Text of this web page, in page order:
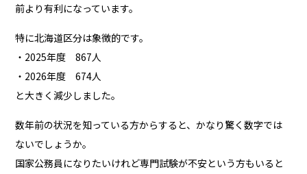
前より有利になっています。
特に北海道区分は象徴的です。
・2025年度 867人
・2026年度 674人
と大きく減少しました。
数年前の状況を知っている方からすると、かなり驚く数字では
ないでしょうか。
国家公務員になりたいけれど専門試験が不安という方もいると